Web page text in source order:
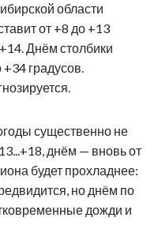
области
от +8 до +13
Днём столбики
градусов.
существенно не
днём — вновь от
будет прохладнее:
но днём по
дожди и